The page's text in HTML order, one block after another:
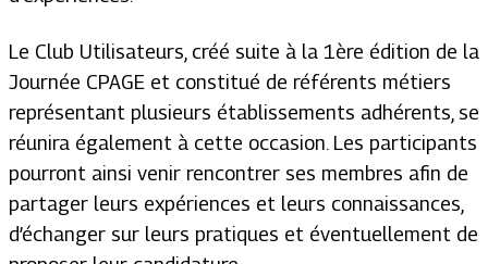
Le Club Utilisateurs, créé suite à la 1ère édition de la
Journée CPAGE et constitué de référents métiers
représentant plusieurs établissements adhérents, se
réunira également à cette occasion. Les participants
pourront ainsi venir rencontrer ses membres afin de
partager leurs expériences et leurs connaissances,
d’échanger sur leurs pratiques et éventuellement de